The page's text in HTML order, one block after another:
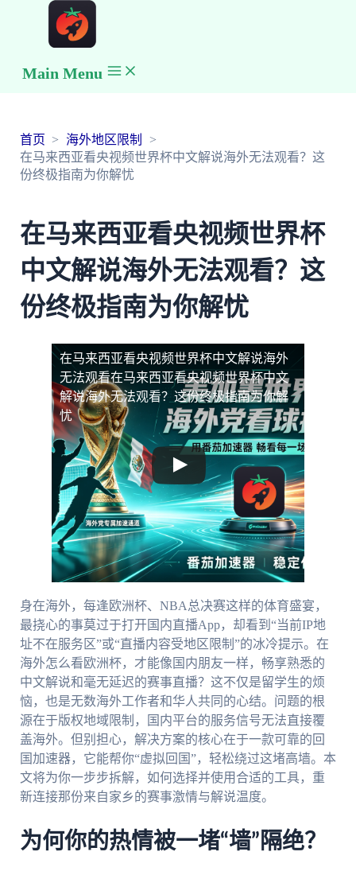
Main Menu
首页
海外地区限制
在马来西亚看央视频世界杯中文解说海外无法观看？这
份终极指南为你解忧
在马来西亚看央视频世界杯
中文解说海外无法观看？这
份终极指南为你解忧
在马来西亚看央视频世界杯中文解说海外
无法观看在马来西亚看央视频世界杯中文
解说海外无法观看？这份终极指南为你解
忧
身在海外，每逢欧洲杯、NBA总决赛这样的体育盛宴，
最挠心的事莫过于打开国内直播App，却看到“当前IP地
址不在服务区”或“直播内容受地区限制”的冰冷提示。在
海外怎么看欧洲杯，才能像国内朋友一样，畅享熟悉的
中文解说和毫无延迟的赛事直播？这不仅是留学生的烦
恼，也是无数海外工作者和华人共同的心结。问题的根
源在于版权地域限制，国内平台的服务信号无法直接覆
盖海外。但别担心，解决方案的核心在于一款可靠的回
国加速器，它能帮你“虚拟回国”，轻松绕过这堵高墙。本
文将为你一步步拆解，如何选择并使用合适的工具，重
新连接那份来自家乡的赛事激情与解说温度。
为何你的热情被一堵“墙”隔绝？